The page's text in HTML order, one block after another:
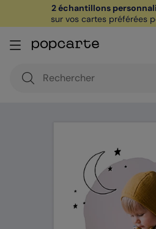
offerte avec le code
2 échantillons
sur vos cartes préférées